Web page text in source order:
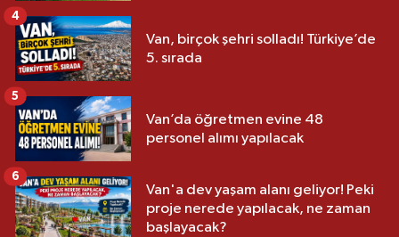
Van, birçok şehri solladı! Türkiye’de
5. sırada
4
Van’da öğretmen evine 48
personel alımı yapılacak
5
Van'a dev yaşam alanı geliyor! Peki
proje nerede yapılacak, ne zaman
başlayacak?
6